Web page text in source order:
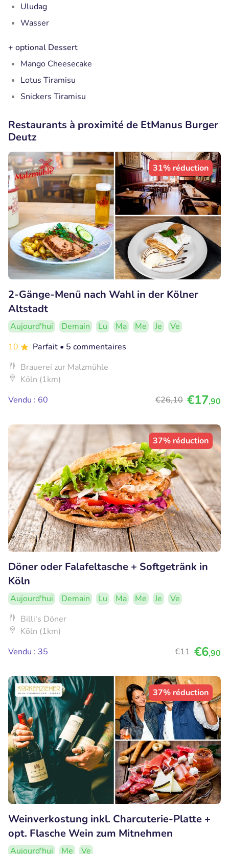
Uludag
Wasser
+ optional Dessert
Mango Cheesecake
Lotus Tiramisu
Snickers Tiramisu
Restaurants à proximité de EtManus Burger
Deutz
31% réduction
2-Gänge-Menü nach Wahl in der Kölner
Altstadt
Aujourd'hui Demain Lu Ma Me Je
Ve
10
Parfait • 5 commentaires
Brauerei zur Malzmühle
Köln (1km)
Vendu : 60
€26,10 €17,90
37% réduction
Döner oder Falafeltasche + Softgetränk in
Köln
Aujourd'hui Demain Lu Ma Me Je
Ve
Billi's Döner
Köln (1km)
Vendu : 35
€11 €6,90
37% réduction
Weinverkostung inkl. Charcuterie-Platte +
opt. Flasche Wein zum Mitnehmen
Aujourd'hui Me Ve